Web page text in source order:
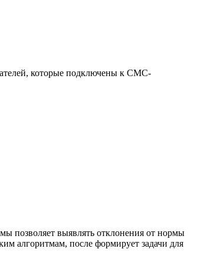
которые подключены к СМС-
позволяет выявлять отклонения от нормы
алгоритмам, после формирует задачи для